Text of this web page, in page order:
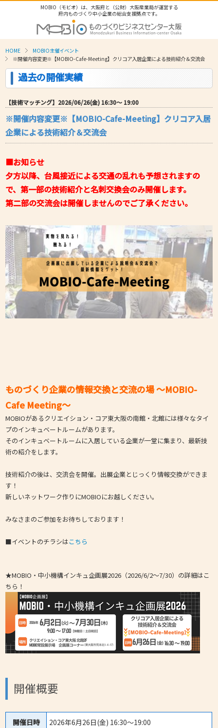
MOBIO（モビオ）は、大阪府と（公財）大阪産業局が運営する
府内ものづくり中小企業の総合支援拠点です。
HOME
MOBIO主催イベント
※開催内容変更※【MOBIO-Cafe-Meeting】クリコア入居企業による技術紹介＆交流会
過去の開催実績
【技術マッチング】2026/06/26(金) 16:30〜 19:00
※開催内容変更※【MOBIO-Cafe-Meeting】クリコア入居
企業による技術紹介＆交流会
■お知らせ
夕方以降、台風接近による交通の乱れも予想されますの
で、第一部の技術紹介と名刺交換会のみ開催します。
第二部の交流会は開催しませんのでご了承ください。
ものづくり企業の情報交換と交流の場 ～MOBIO-
Cafe Meeting～
MOBIOがあるクリエイション・コア東大阪の南館・北館には様々なタイ
プのインキュベートルームがあります。
そのインキュベートルームに入居している企業が一堂に集まり、最新技
術の紹介をします。
技術紹介の後は、交流会を開催。出展企業とじっくり情報交換ができま
す！
新しいネットワーク作りにMOBIOにお越しください。
みなさまのご参加をお待ちしております！
■イベントのチラシはこちら
★MOBIO・中小機構インキュ企画展2026（2026/6/2～7/30）の詳細はこ
ちら！
開催概要
開催日時
2026年6月26日(金) 16:30～19:00